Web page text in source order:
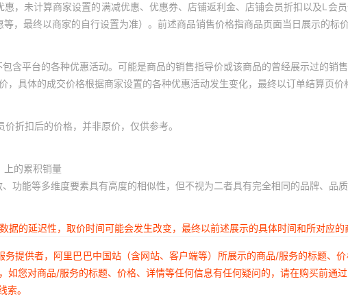
，未计算商家设置的满减优惠、优惠券、店铺返利金、店铺会员折扣以及L会
，最终以商家的自行设置为准）。前述商品销售价格指商品页面当日展示的
含平台的各种优惠活动。可能是商品的销售指导价或该商品的曾经展示过的销
具体的成交价格根据商家设置的各种优惠活动发生变化，最终以订单结算页价
折扣后的价格，并非原价，仅供参考。
上的累积销量
功能等多维度要素具有高度的相似性，但不视为二者具有完全相同的品牌、品
据的延迟性，取价时间可能会发生改变，最终以前述展示的具体时间和所对应的
提供者，阿里巴巴中国站（含网站、客户端等）所展示的商品/服务的标题、
您对商品/服务的标题、价格、详情等任何信息有任何疑问的，请在购买前通
。